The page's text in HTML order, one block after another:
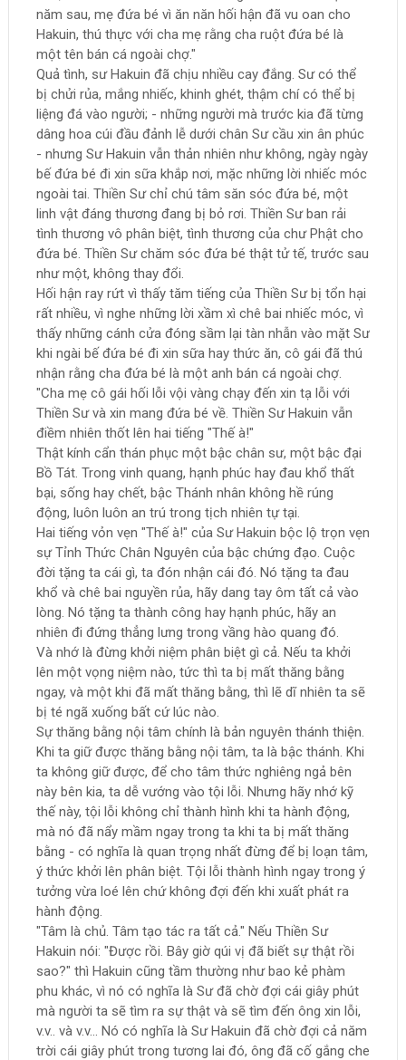
năm sau, mẹ đứa bé vì ăn năn hối hận đã vu oan cho
Hakuin, thú thực với cha mẹ rằng cha ruột đứa bé là
một tên bán cá ngoài chợ."
Quả tình, sư Hakuin đã chịu nhiều cay đắng. Sư có thể
bị chửi rủa, mắng nhiếc, khinh ghét, thậm chí có thể bị
liệng đá vào người; - những người mà trước kia đã từng
dâng hoa cúi đầu đảnh lễ dưới chân Sư cầu xin ân phúc
- nhưng Sư Hakuin vẫn thản nhiên như không, ngày ngày
bế đứa bé đi xin sữa khắp nơi, mặc những lời nhiếc móc
ngoài tai. Thiền Sư chỉ chú tâm săn sóc đứa bé, một
linh vật đáng thương đang bị bỏ rơi. Thiền Sư ban rải
tình thương vô phân biệt, tình thương của chư Phật cho
đứa bé. Thiền Sư chăm sóc đứa bé thật tử tế, trước sau
như một, không thay đổi.
Hối hận ray rứt vì thấy tăm tiếng của Thiền Sư bị tổn hại
rất nhiều, vì nghe những lời xầm xì chê bai nhiếc móc, vì
thấy những cánh cửa đóng sầm lại tàn nhẫn vào mặt Sư
khi ngài bế đứa bé đi xin sữa hay thức ăn, cô gái đã thú
nhận rằng cha đứa bé là một anh bán cá ngoài chợ.
"Cha mẹ cô gái hối lỗi vội vàng chạy đến xin tạ lỗi với
Thiền Sư và xin mang đứa bé về. Thiền Sư Hakuin vẫn
điềm nhiên thốt lên hai tiếng "Thế à!"
Thật kính cẩn thán phục một bậc chân sư, một bậc đại
Bồ Tát. Trong vinh quang, hạnh phúc hay đau khổ thất
bại, sống hay chết, bậc Thánh nhân không hề rúng
động, luôn luôn an trú trong tịch nhiên tự tại.
Hai tiếng vỏn vẹn "Thế à!" của Sư Hakuin bộc lộ trọn vẹn
sự Tỉnh Thức Chân Nguyên của bậc chứng đạo. Cuộc
đời tặng ta cái gì, ta đón nhận cái đó. Nó tặng ta đau
khổ và chê bai nguyền rủa, hãy dang tay ôm tất cả vào
lòng. Nó tặng ta thành công hay hạnh phúc, hãy an
nhiên đi đứng thẳng lưng trong vầng hào quang đó.
Và nhớ là đừng khởi niệm phân biệt gì cả. Nếu ta khởi
lên một vọng niệm nào, tức thì ta bị mất thăng bằng
ngay, và một khi đã mất thăng bằng, thì lẽ dĩ nhiên ta sẽ
bị té ngã xuống bất cứ lúc nào.
Sự thăng bằng nội tâm chính là bản nguyên thánh thiện.
Khi ta giữ được thăng bằng nội tâm, ta là bậc thánh. Khi
ta không giữ được, để cho tâm thức nghiêng ngả bên
này bên kia, ta dễ vướng vào tội lỗi. Nhưng hãy nhớ kỹ
thế này, tội lỗi không chỉ thành hình khi ta hành động,
mà nó đã nẩy mầm ngay trong ta khi ta bị mất thăng
bằng - có nghĩa là quan trọng nhất đừng để bị loạn tâm,
ý thức khởi lên phân biệt. Tội lỗi thành hình ngay trong ý
tưởng vừa loé lên chứ không đợi đến khi xuất phát ra
hành động.
"Tâm là chủ. Tâm tạo tác ra tất cả." Nếu Thiền Sư
Hakuin nói: "Được rồi. Bây giờ qúi vị đã biết sự thật rồi
sao?" thì Hakuin cũng tầm thường như bao kẻ phàm
phu khác, vì nó có nghĩa là Sư đã chờ đợi cái giây phút
mà người ta sẽ tìm ra sự thật và sẽ tìm đến ông xin lỗi,
v.v.. và v.v... Nó có nghĩa là Sư Hakuin đã chờ đợi cả năm
trời cái giây phút trong tương lai đó, ông đã cố gắng che